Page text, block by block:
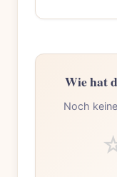
Wie hat
Noch